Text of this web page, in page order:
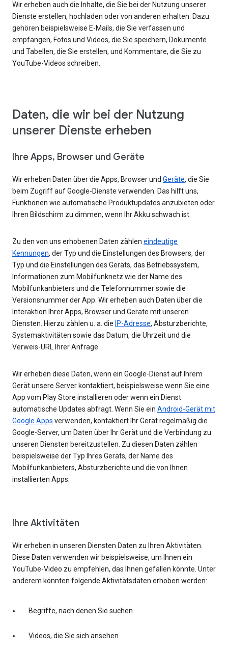
Wir erheben auch die Inhalte, die Sie bei der Nutzung unserer
Dienste erstellen, hochladen oder von anderen erhalten. Dazu
gehören beispielsweise E-Mails, die Sie verfassen und
empfangen, Fotos und Videos, die Sie speichern, Dokumente
und Tabellen, die Sie erstellen, und Kommentare, die Sie zu
YouTube-Videos schreiben.
Daten, die wir bei der Nutzung
unserer Dienste erheben
Ihre Apps, Browser und Geräte
Wir erheben Daten über die Apps, Browser und Geräte, die Sie
beim Zugriff auf Google-Dienste verwenden. Das hilft uns,
Funktionen wie automatische Produktupdates anzubieten oder
Ihren Bildschirm zu dimmen, wenn Ihr Akku schwach ist.
Zu den von uns erhobenen Daten zählen eindeutige
Kennungen, der Typ und die Einstellungen des Browsers, der
Typ und die Einstellungen des Geräts, das Betriebssystem,
Informationen zum Mobilfunknetz wie der Name des
Mobilfunkanbieters und die Telefonnummer sowie die
Versionsnummer der App. Wir erheben auch Daten über die
Interaktion Ihrer Apps, Browser und Geräte mit unseren
Diensten. Hierzu zählen u. a. die IP-Adresse, Absturzberichte,
Systemaktivitäten sowie das Datum, die Uhrzeit und die
Verweis-URL Ihrer Anfrage.
Wir erheben diese Daten, wenn ein Google-Dienst auf Ihrem
Gerät unsere Server kontaktiert, beispielsweise wenn Sie eine
App vom Play Store installieren oder wenn ein Dienst
automatische Updates abfragt. Wenn Sie ein Android-Gerät mit
Google Apps verwenden, kontaktiert Ihr Gerät regelmäßig die
Google-Server, um Daten über Ihr Gerät und die Verbindung zu
unseren Diensten bereitzustellen. Zu diesen Daten zählen
beispielsweise der Typ Ihres Geräts, der Name des
Mobilfunkanbieters, Absturzberichte und die von Ihnen
installierten Apps.
Ihre Aktivitäten
Wir erheben in unseren Diensten Daten zu Ihren Aktivitäten.
Diese Daten verwenden wir beispielsweise, um Ihnen ein
YouTube-Video zu empfehlen, das Ihnen gefallen könnte. Unter
anderem könnten folgende Aktivitätsdaten erhoben werden:
Begriffe, nach denen Sie suchen
Videos, die Sie sich ansehen